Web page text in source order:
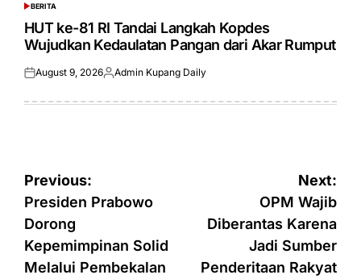
POSTED
IN
BERITA
HUT ke-81 RI Tandai Langkah Kopdes
Wujudkan Kedaulatan Pangan dari Akar Rumput
Posted
August 9, 2026Posted
Admin Kupang Daily
Post
navigation
Previous:
Presiden Prabowo
Dorong
Kepemimpinan Solid
Melalui Pembekalan
Next:
OPM Wajib
Diberantas Karena
Jadi Sumber
Penderitaan Rakyat